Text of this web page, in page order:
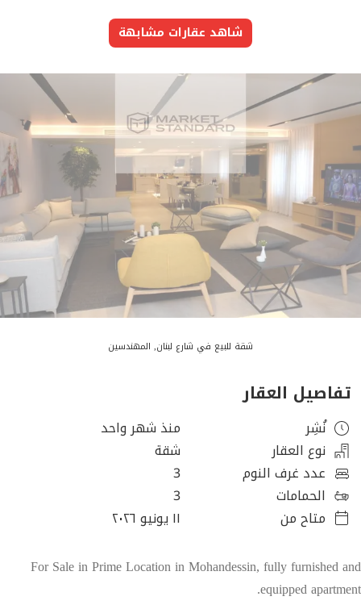
شاهد عقارات مشابهة
شقة للبيع في شارع لبنان, المهندسين
تفاصيل العقار
نُشِر
منذ شهر واحد
نوع العقار
شقة
عدد غرف النوم
3
الحمامات
3
متاح من
١١ يونيو ٢٠٢٦
For Sale in Prime Location in Mohandessin, fully furnished and
equipped apartment.